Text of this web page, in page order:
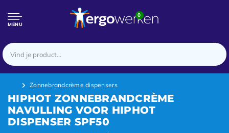
MENU
0
Zonnebrandcrème dispensers
HIPHOT ZONNEBRANDCRÈME
NAVULLING VOOR HIPHOT
DISPENSER SPF50